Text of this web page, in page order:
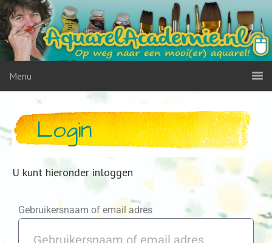
Menu
Login
U kunt hieronder inloggen
Gebruikersnaam of email adres